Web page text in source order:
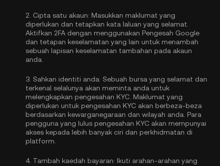
2. Cipta satu akaun: Masukkan maklumat yang
diperlukan dan tetapkan kata laluan yang selamat.
Aktifkan 2FA dengan menggunakan Pengesah Google
dan tetapan keselamatan yang lain untuk menambah
sebuah lapisan keselamatan tambahan pada akaun
anda.
3. Sahkan identiti anda: Sebuah bursa yang selamat dan
terkenal selalunya akan meminta anda untuk
melengkapkan pengesahan KYC . Maklumat yang
diperlukan untuk pengesahan KYC akan berbeza-beza
berdasarkan kewarganegaraan dan wilayah anda. Para
pengguna yang lulus pengesahan KYC akan mempunyai
akses kepada lebih banyak ciri dan perkhidmatan di
platform.
4. Tambah kaedah bayaran: Ikuti arahan-arahan yang